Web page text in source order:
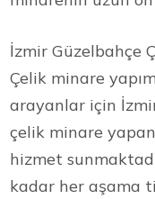
İzmir Güzelbahçe
Çelik minare
arayanlar için
çelik minare
hizmet
kadar her aşama